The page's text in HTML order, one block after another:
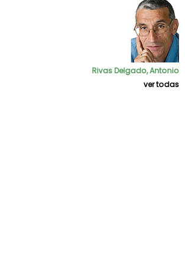
Rivas Delgado, Antonio
ver todas